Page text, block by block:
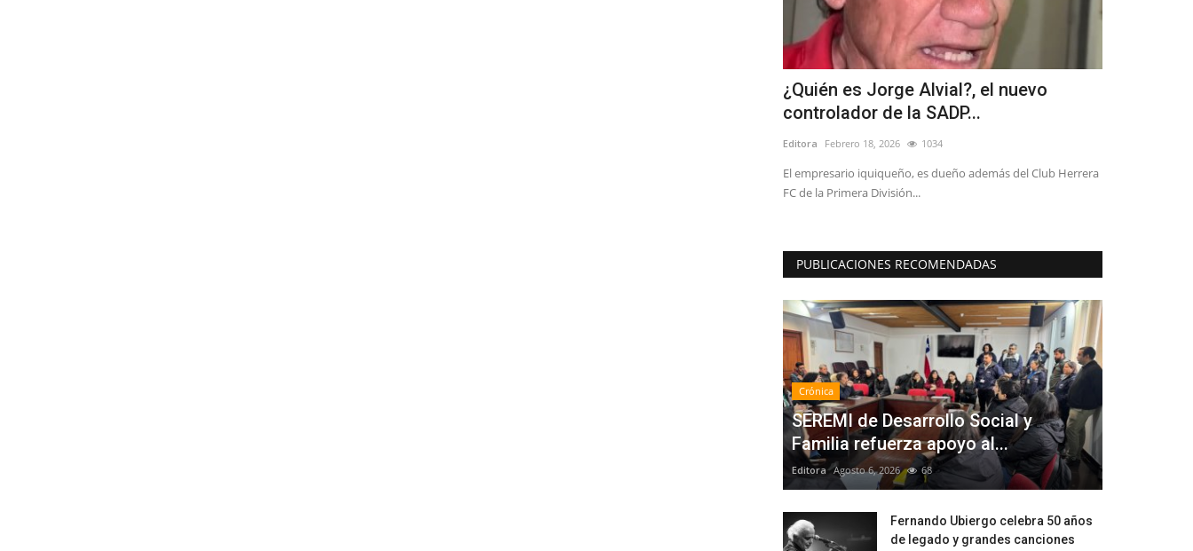
¿Quién es Jorge Alvial?, el nuevo
controlador de la SADP...
Editora Febrero 18, 2026 1034
El empresario iquiqueño, es dueño además del Club Herrera
FC de la Primera División...
PUBLICACIONES RECOMENDADAS
Crónica
SEREMI de Desarrollo Social y
Familia refuerza apoyo al...
Editora Agosto 6, 2026 68
Fernando Ubiergo celebra 50 años
de legado y grandes canciones